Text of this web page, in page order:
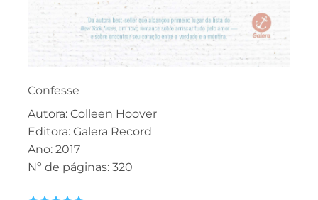
Confesse
Autora: Colleen Hoover
Editora: Galera Record
Ano: 2017
Nº de páginas: 320